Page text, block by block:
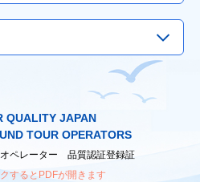
へ）
QUALITY JAPAN
TOUR OPERATORS
ペレーター 品質認証登録証
するとPDFが開きます